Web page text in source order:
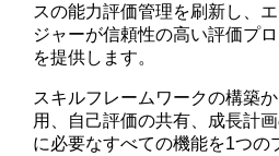
スの能力評価管理を刷新し、
ジャーが信頼性の高い評価プ
を提供します。
スキルフレームワークの構築
用、自己評価の共有、成長計
に必要なすべての機能を1つの